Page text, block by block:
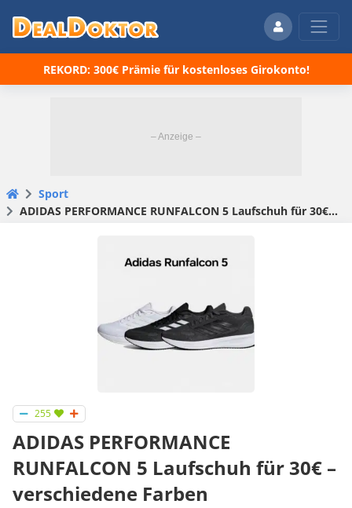
REKORD: 300€ Prämie für kostenloses Girokonto!
Sport
ADIDAS PERFORMANCE RUNFALCON 5 Laufschuh für 30€ – verschiedene Farben
255
ADIDAS PERFORMANCE
RUNFALCON 5 Laufschuh für 30€ –
verschiedene Farben